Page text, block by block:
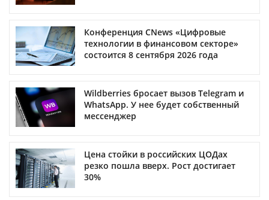
Конференция CNews «Цифровые
технологии в финансовом секторе»
состоится 8 сентября 2026 года
Wildberries бросает вызов Telegram и
WhatsApp. У нее будет собственный
мессенджер
Цена стойки в российских ЦОДах
резко пошла вверх. Рост достигает
30%